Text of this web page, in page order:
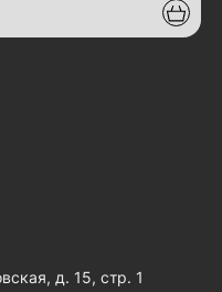
д. 15, стр. 1